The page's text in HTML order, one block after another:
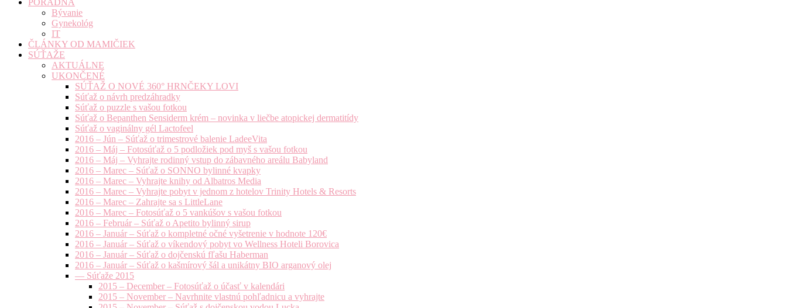
PORADŇA
Bývanie
Gynekológ
IT
ČLÁNKY OD MAMIČIEK
SÚŤAŽE
AKTUÁLNE
UKONČENÉ
SÚŤAŽ O NOVÉ 360° HRNČEKY LOVI
Súťaž o návrh predzáhradky
Súťaž o puzzle s vašou fotkou
Súťaž o Bepanthen Sensiderm krém – novinka v liečbe atopickej dermatitídy
Súťaž o vaginálny gél Lactofeel
2016 – Jún – Súťaž o trimestrové balenie LadeeVita
2016 – Máj – Fotosúťaž o 5 podložiek pod myš s vašou fotkou
2016 – Máj – Vyhrajte rodinný vstup do zábavného areálu Babyland
2016 – Marec – Súťaž o SONNO bylinné kvapky
2016 – Marec – Vyhrajte knihy od Albatros Media
2016 – Marec – Vyhrajte pobyt v jednom z hotelov Trinity Hotels & Resorts
2016 – Marec – Zahrajte sa s LittleLane
2016 – Marec – Fotosúťaž o 5 vankúšov s vašou fotkou
2016 – Február – Súťaž o Apetito bylinný sirup
2016 – Január – Súťaž o kompletné očné vyšetrenie v hodnote 120€
2016 – Január – Súťaž o víkendový pobyt vo Wellness Hoteli Borovica
2016 – Január – Súťaž o dojčenskú fľašu Haberman
2016 – Január – Súťaž o kašmírový šál a unikátny BIO arganový olej
— Súťaže 2015
2015 – December – Fotosúťaž o účasť v kalendári
2015 – November – Navrhnite vlastnú pohľadnicu a vyhrajte